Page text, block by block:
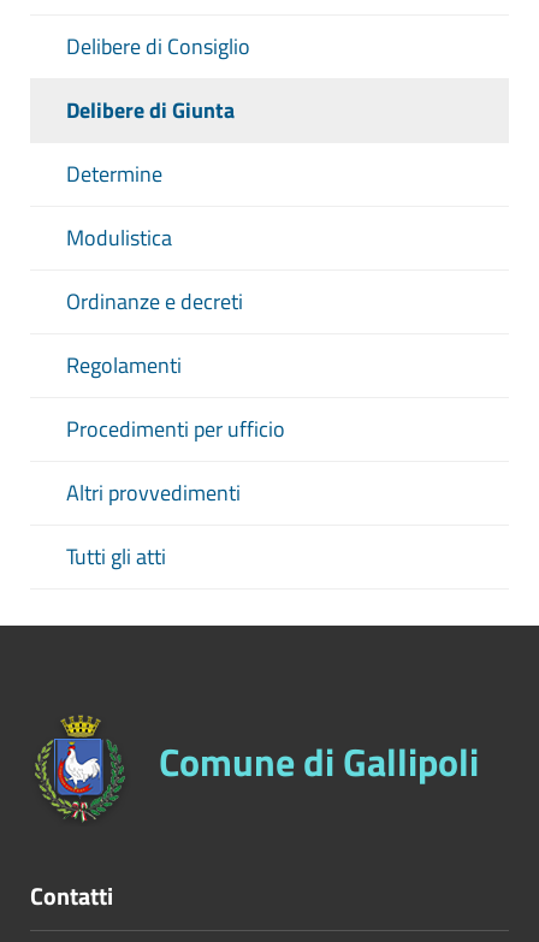
Delibere di Consiglio
Delibere di Giunta
Determine
Modulistica
Ordinanze e decreti
Regolamenti
Procedimenti per ufficio
Altri provvedimenti
Tutti gli atti
Comune di Gallipoli
Contatti